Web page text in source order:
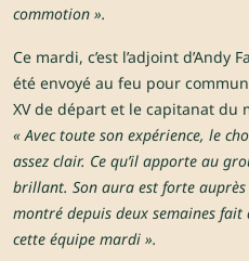
commotion ».
Ce mardi, c’est l’adjoint d’Andy
été envoyé au feu pour
XV de départ et le capitanat du
« Avec toute son expérience, le
assez clair. Ce qu’il apporte au
brillant. Son aura est forte auprès
montré depuis deux semaines
cette équipe mardi ».